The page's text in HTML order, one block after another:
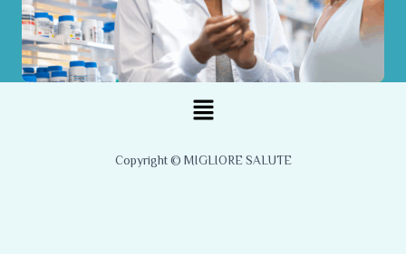
Menu
Copyright © MIGLIORE SALUTE